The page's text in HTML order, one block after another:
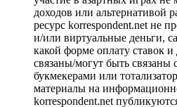
доходов или
ресурс korrespondent.net не
и/или виртуальные деньги,
какой форме оплату ставок
связаны/могут быть связаны
букмекерами или
материалы на
korrespondent.net